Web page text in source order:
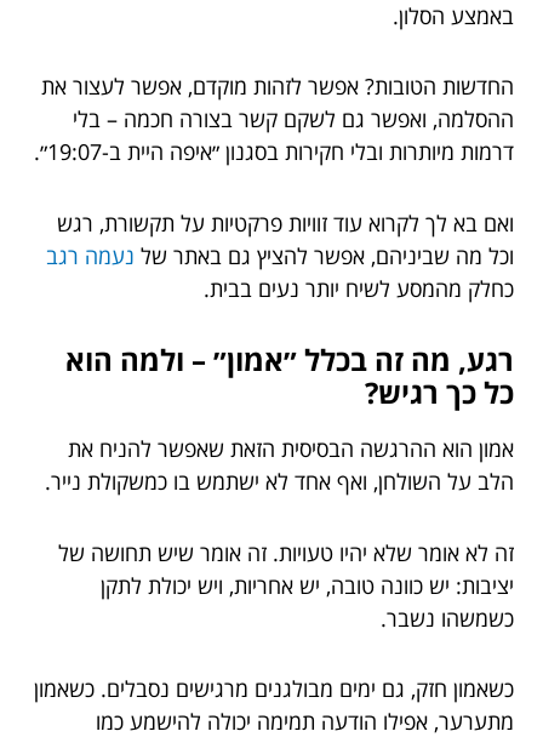
באמצע הסלון.
החדשות הטובות? אפשר לזהות מוקדם, אפשר לעצור את
ההסלמה, ואפשר גם לשקם קשר בצורה חכמה – בלי
דרמות מיותרות ובלי חקירות בסגנון ״איפה היית ב-19:07״.
ואם בא לך לקרוא עוד זוויות פרקטיות על תקשורת, רגש
וכל מה שביניהם, אפשר להציץ גם באתר של נעמה רגב
כחלק מהמסע לשיח יותר נעים בבית.
רגע, מה זה בכלל ״אמון״ – ולמה הוא
כל כך רגיש?
אמון הוא ההרגשה הבסיסית הזאת שאפשר להניח את
הלב על השולחן, ואף אחד לא ישתמש בו כמשקולת נייר.
זה לא אומר שלא יהיו טעויות. זה אומר שיש תחושה של
יציבות: יש כוונה טובה, יש אחריות, ויש יכולת לתקן
כשמשהו נשבר.
כשאמון חזק, גם ימים מבולגנים מרגישים נסבלים. כשאמון
מתערער, אפילו הודעה תמימה יכולה להישמע כמו